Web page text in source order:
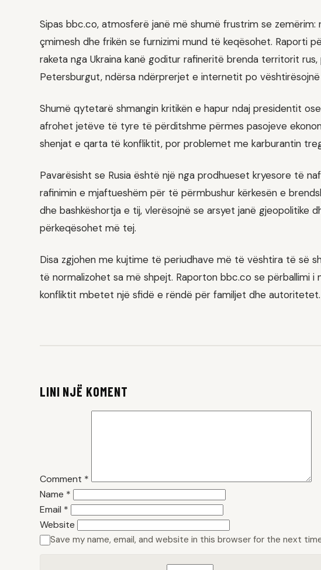
Sipas bbc.co, atmosferë janë më shumë frustrim se
çmimesh dhe frikën se furnizimi mund të keqësohet. Raporti
raketa nga Ukraina kanë goditur rafineritë brenda territorit
Petersburgut, ndërsa ndërprerjet e internetit po vështirësojnë
Shumë qytetarë shmangin kritikën e hapur ndaj presidentit
afrohet jetëve të tyre të përditshme përmes pasojeve
shenjat e qarta të konfliktit, por problemet me karburantin
Pavarësisht se Rusia është një nga prodhueset kryesore të
rafinimin e mjaftueshëm për të përmbushur kërkesën e
dhe bashkëshortja e tij, vlerësojnë se arsyet janë gjeopolitike
përkeqësohet më tej.
Disa zgjohen me kujtime të periudhave më të vështira të së
të normalizohet sa më shpejt. Raporton bbc.co se përballimi
konfliktit mbetet një sfidë e rëndë për familjet dhe autoritetet.
LINI NJË KOMENT
Comment *
Name *
Email *
Website
Save my name, email, and website in this browser for the next